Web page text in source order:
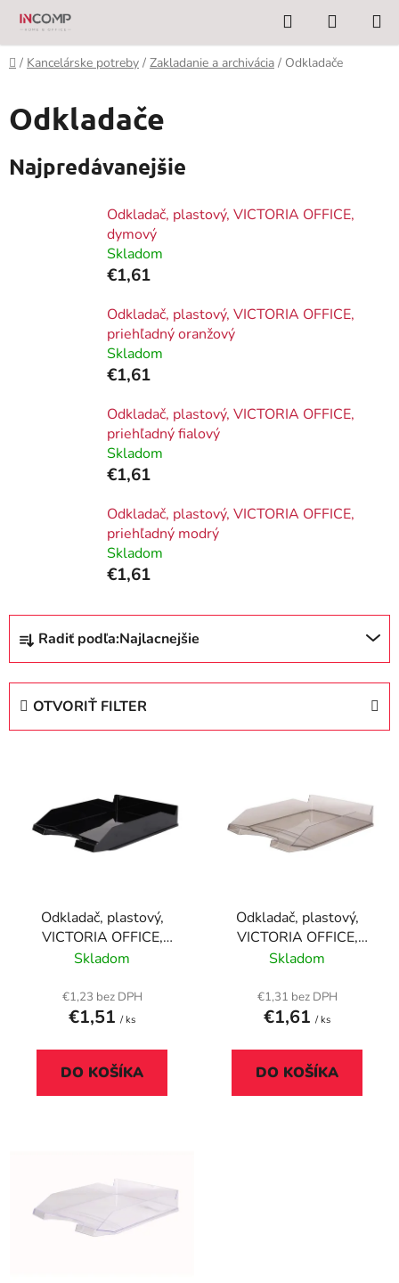
Prejsť
obsah
Hľadať
KOŠÍK
Domov
/ Kancelárske potreby / Zakladanie a archivácia / Odkladače
Odkladače
Najpredávanejšie
Odkladač, plastový, VICTORIA OFFICE,
dymový
Skladom
€1,61
Odkladač, plastový, VICTORIA OFFICE,
priehľadný oranžový
Skladom
€1,61
Odkladač, plastový, VICTORIA OFFICE,
priehľadný fialový
Skladom
€1,61
Odkladač, plastový, VICTORIA OFFICE,
priehľadný modrý
Skladom
€1,61
R
d
Radiť podľa:Najlacnejšie
OTVORIŤ FILTER
Odkladač, plastový,
VICTORIA OFFICE,
čierny
Skladom
€1,23 bez DPH
€1,51 / ks
DO KOŠÍKA
Odkladač, plastový,
VICTORIA OFFICE,
dymový
Skladom
€1,31 bez DPH
€1,61 / ks
DO KOŠÍKA